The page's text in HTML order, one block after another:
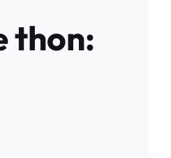
thon: